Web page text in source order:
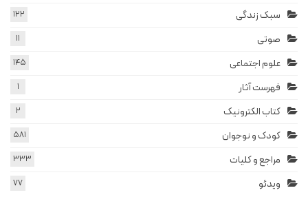
سبک زندگی 122
صوتی 11
علوم اجتماعی 145
فهرست آثار 1
کتاب الکترونیک 2
کودک و نوجوان 581
مراجع و کلیات 333
ویدئو 77